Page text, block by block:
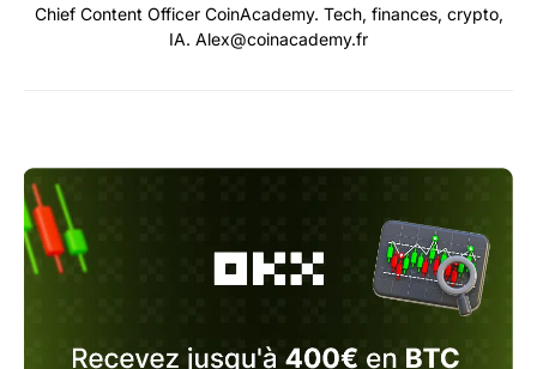
Chief Content Officer CoinAcademy. Tech, finances, crypto,
IA. Alex@coinacademy.fr